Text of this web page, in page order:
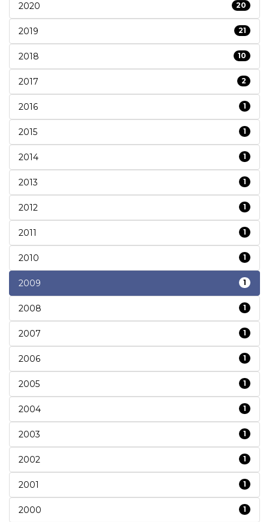
2020 20
2019 21
2018 10
2017 2
2016 1
2015 1
2014 1
2013 1
2012 1
2011 1
2010 1
2009 1
2008 1
2007 1
2006 1
2005 1
2004 1
2003 1
2002 1
2001 1
2000 1